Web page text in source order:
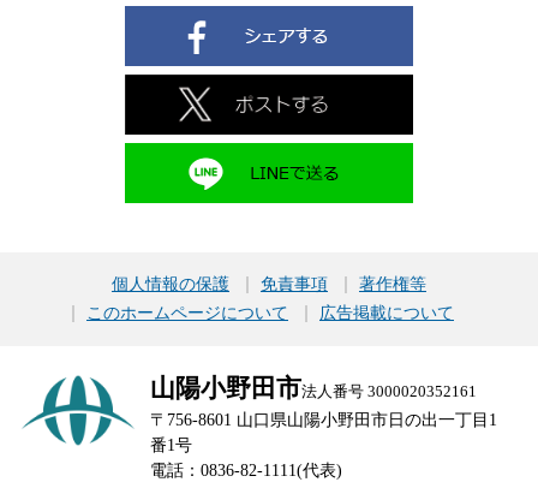
個人情報の保護 免責事項
著作権等
このホームページについて
広告掲載について
山陽小野田市法人番号 3000020352161
〒756-8601 山口県山陽小野田市日の出一丁目1
番1号
電話：0836-82-1111(代表)